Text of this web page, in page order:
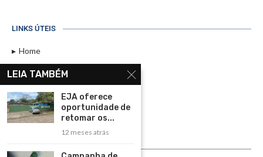
LINKS ÚTEIS
Home
Assinar
Contato
Política de Privacidade
Rádio Maristela - Ao Vivo
LEIA TAMBÉM
EJA oferece
oportunidade de
retomar os...
12 meses atrás